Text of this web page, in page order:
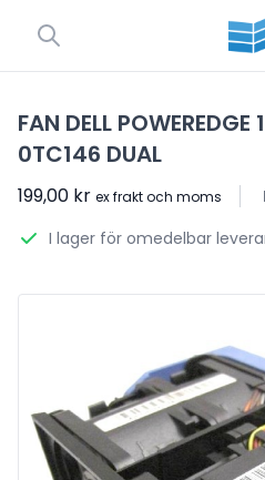
FAN DELL
0TC146 DUAL
199,00 kr ex frakt och moms
I lager för omedelbar